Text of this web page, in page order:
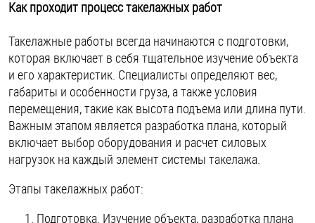
Как проходит процесс такелажных работ
Такелажные работы всегда начинаются с подготовки,
которая включает в себя тщательное изучение объекта
и его характеристик. Специалисты определяют вес,
габариты и особенности груза, а также условия
перемещения, такие как высота подъема или длина пути.
Важным этапом является разработка плана, который
включает выбор оборудования и расчет силовых
нагрузок на каждый элемент системы такелажа.
Этапы такелажных работ:
Подготовка. Изучение объекта, разработка плана